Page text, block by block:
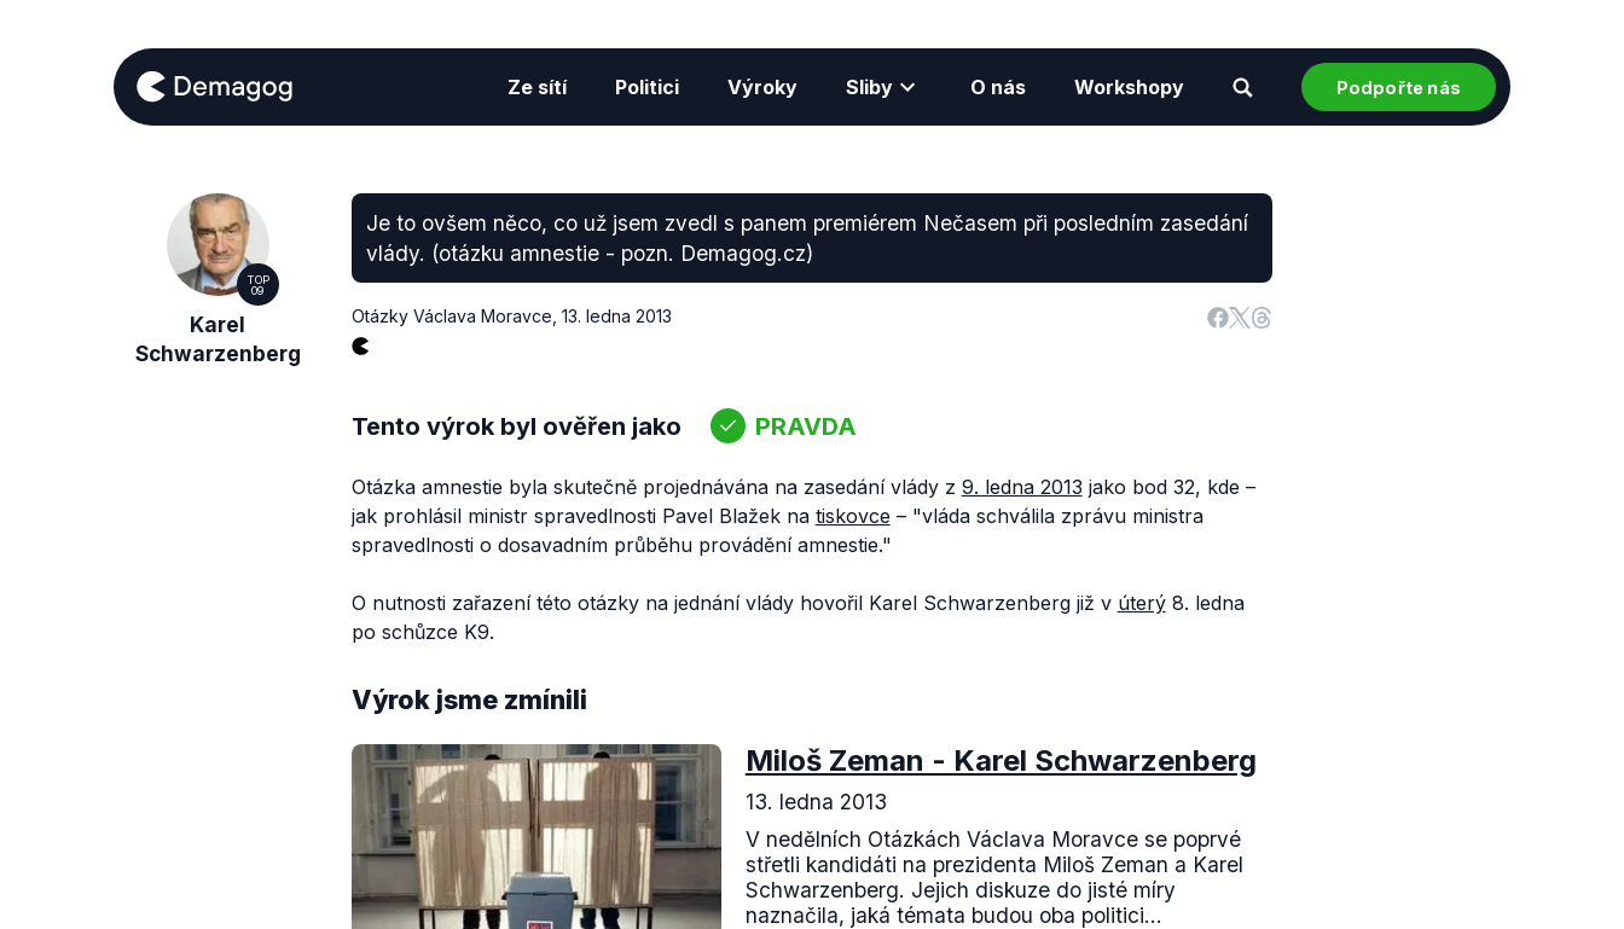
Ze sítí Politici Výroky Sliby O nás Workshopy Podpořte nás
TOP
09
Karel
Schwarzenberg
Je to ovšem něco, co už jsem zvedl s panem premiérem Nečasem při posledním zasedání
vlády. (otázku amnestie - pozn. Demagog.cz)
Otázky Václava Moravce 13. ledna 2013
Tento výrok byl ověřen jako PRAVDA
Otázka amnestie byla skutečně projednávána na zasedání vlády z 9. ledna 2013 jako bod 32, kde –
jak prohlásil ministr spravedlnosti Pavel Blažek na tiskovce – "vláda schválila zprávu ministra
spravedlnosti o dosavadním průběhu provádění amnestie."
O nutnosti zařazení této otázky na jednání vlády hovořil Karel Schwarzenberg již v úterý8. ledna
po schůzce K9.
Výrok jsme zmínili
Miloš Zeman - Karel Schwarzenberg
13. ledna 2013
V nedělních Otázkách Václava Moravce se poprvé
střetli kandidáti na prezidenta Miloš Zeman a Karel
Schwarzenberg. Jejich diskuze do jisté míry
naznačila, jaká témata budou oba politici...